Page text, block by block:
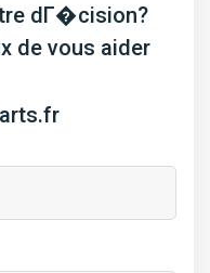
dГ�cision?
de vous aider